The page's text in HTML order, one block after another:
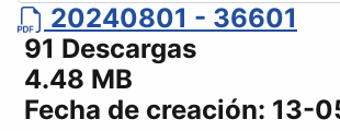
20240801 - 36601
91 Descargas
4.48 MB
Fecha de creación: 13-